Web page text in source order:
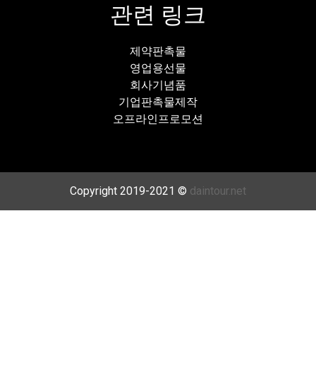
관련 링크
제약판촉물
영업용선물
회사기념품
기업판촉물제작
오프라인프로모션
Copyright 2019-2021 © daintour.net